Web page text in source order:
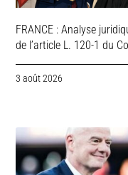
FRANCE : Analyse
de l’article L. 120-1 du
3 août 2026